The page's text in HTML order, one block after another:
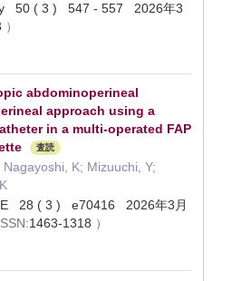
50 ( 3 ) 547 - 557 2026年3
）
abdominoperineal
approach using a
in a multi-operated FAP
査読
K; Mizuuchi, Y;
28 ( 3 ) e70416 2026年3月
1463-1318 ）